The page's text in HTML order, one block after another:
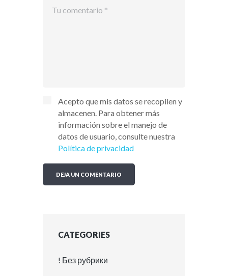
Acepto que mis datos se recopilen y
almacenen. Para obtener más
información sobre el manejo de
datos de usuario, consulte nuestra
Política de privacidad
CATEGORIES
! Без рубрики